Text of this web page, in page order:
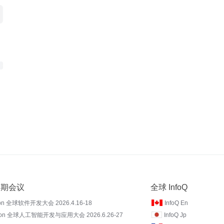
会议
全球软件开发大会 2026.4.16-18
全球人工智能开发与应用大会 2026.6.26-27
全球 InfoQ
InfoQ En
InfoQ Jp